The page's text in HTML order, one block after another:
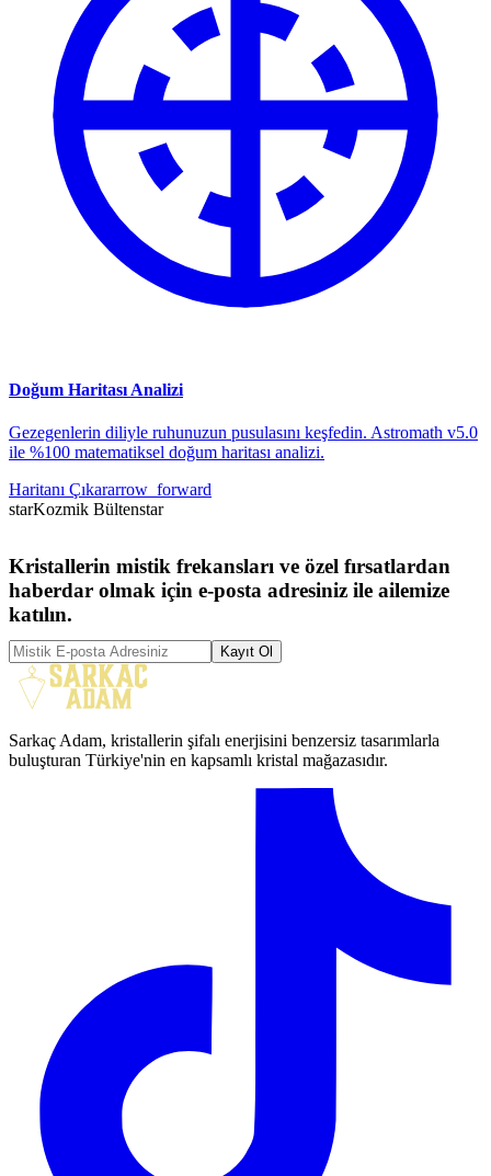
Doğum Haritası Analizi
Gezegenlerin diliyle ruhunuzun pusulasını keşfedin. Astromath v5.0
ile %100 matematiksel doğum haritası analizi.
Haritanı Çıkararrow_forward
starKozmik Bültenstar
Kristallerin mistik frekansları ve özel fırsatlardan
haberdar olmak için e-posta adresiniz ile ailemize
katılın.
Kayıt Ol
Sarkaç Adam, kristallerin şifalı enerjisini benzersiz tasarımlarla
buluşturan Türkiye'nin en kapsamlı kristal mağazasıdır.